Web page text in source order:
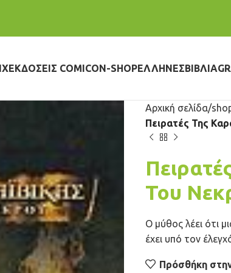
ΕΚΔΌΣΕΙΣ COMICON-SHOPΈΛΛΗΝΕΣΒΙΒΛΊΑ
Αρχική σελίδα
Πειρατές Της
Του
Ο μύθος λέει ότι
έχει υπό τον
Πρόσθήκη